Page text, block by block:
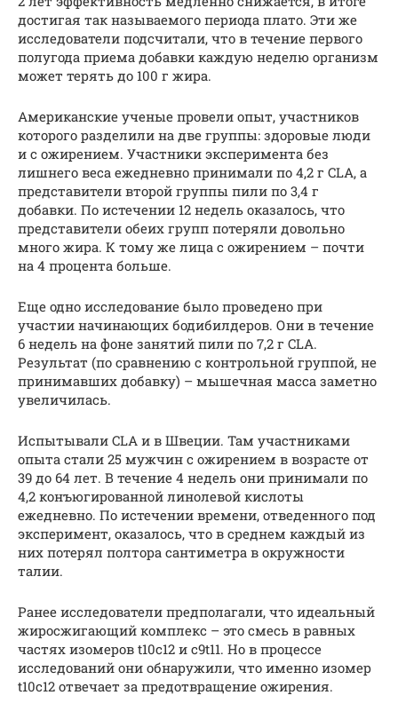
достигая так называемого периода плато. Эти же
исследователи подсчитали, что в течение первого
полугода приема добавки каждую неделю организм
может терять до 100 г жира.
Американские ученые провели опыт, участников
которого разделили на две группы: здоровые люди
и с ожирением. Участники эксперимента без
лишнего веса ежедневно принимали по 4,2 г CLA, а
представители второй группы пили по 3,4 г
добавки. По истечении 12 недель оказалось, что
представители обеих групп потеряли довольно
много жира. К тому же лица с ожирением – почти
на 4 процента больше.
Еще одно исследование было проведено при
участии начинающих бодибилдеров. Они в течение
6 недель на фоне занятий пили по 7,2 г CLA.
Результат (по сравнению с контрольной группой, не
принимавших добавку) – мышечная масса заметно
увеличилась.
Испытывали CLA и в Швеции. Там участниками
опыта стали 25 мужчин с ожирением в возрасте от
39 до 64 лет. В течение 4 недель они принимали по
4,2 конъюгированной линолевой кислоты
ежедневно. По истечении времени, отведенного под
эксперимент, оказалось, что в среднем каждый из
них потерял полтора сантиметра в окружности
талии.
Ранее исследователи предполагали, что идеальный
жиросжигающий комплекс – это смесь в равных
частях изомеров t10c12 и c9t11. Но в процессе
исследований они обнаружили, что именно изомер
t10c12 отвечает за предотвращение ожирения.